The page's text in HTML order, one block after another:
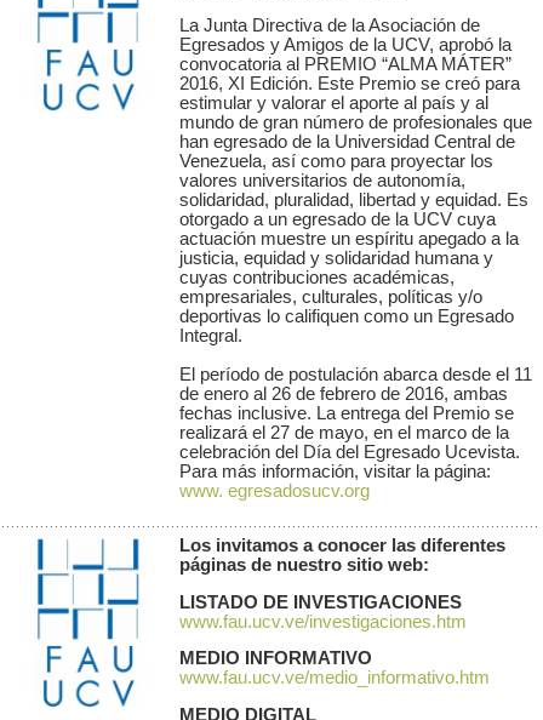
La Junta Directiva de la Asociación de
Egresados y Amigos de la UCV, aprobó la
convocatoria al PREMIO “ALMA MÁTER”
2016, XI Edición. Este Premio se creó para
estimular y valorar el aporte al país y al
mundo de gran número de profesionales que
han egresado de la Universidad Central de
Venezuela, así como para proyectar los
valores universitarios de autonomía,
solidaridad, pluralidad, libertad y equidad. Es
otorgado a un egresado de la UCV cuya
actuación muestre un espíritu apegado a la
justicia, equidad y solidaridad humana y
cuyas contribuciones académicas,
empresariales, culturales, políticas y/o
deportivas lo califiquen como un Egresado
Integral.
El período de postulación abarca desde el 11
de enero al 26 de febrero de 2016, ambas
fechas inclusive. La entrega del Premio se
realizará el 27 de mayo, en el marco de la
celebración del Día del Egresado Ucevista.
Para más información, visitar la página:
www. egresadosucv.org
Los invitamos a conocer las diferentes
páginas de nuestro sitio web:
LISTADO DE INVESTIGACIONES
www.fau.ucv.ve/investigaciones.htm
MEDIO INFORMATIVO
www.fau.ucv.ve/medio_informativo.htm
MEDIO DIGITAL